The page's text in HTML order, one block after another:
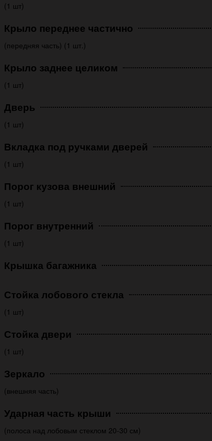
(1 шт)
Крыло переднее частично
(передняя часть) (1 шт.)
Крыло заднее целиком
(1 шт)
Дверь
(1 шт)
Вкладка под ручками дверей
(1 шт)
Порог кузова внешний
(1 шт)
Порог внутренний
(1 шт)
Крышка багажника
Стойка лобового стекла
(1 шт)
Стойка двери
(1 шт)
Зеркало
(внешняя часть)
Ударная часть крыши
(полоса над лобовым стеклом 20-30 см)